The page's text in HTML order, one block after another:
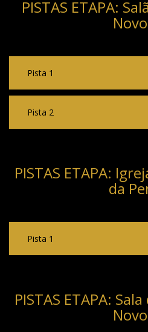
PISTAS ETAPA:
Pista 1
Pista 2
PISTAS ETAPA:
da
Pista 1
PISTAS ETAPA: